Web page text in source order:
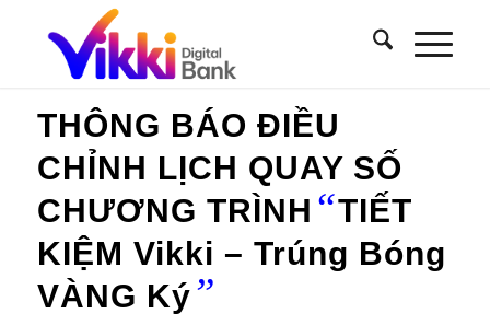
THÔNG BÁO ĐIỀU
CHỈNH LỊCH QUAY SỐ
CHƯƠNG TRÌNH “TIẾT
KIỆM Vikki – Trúng Bóng
VÀNG Ký”